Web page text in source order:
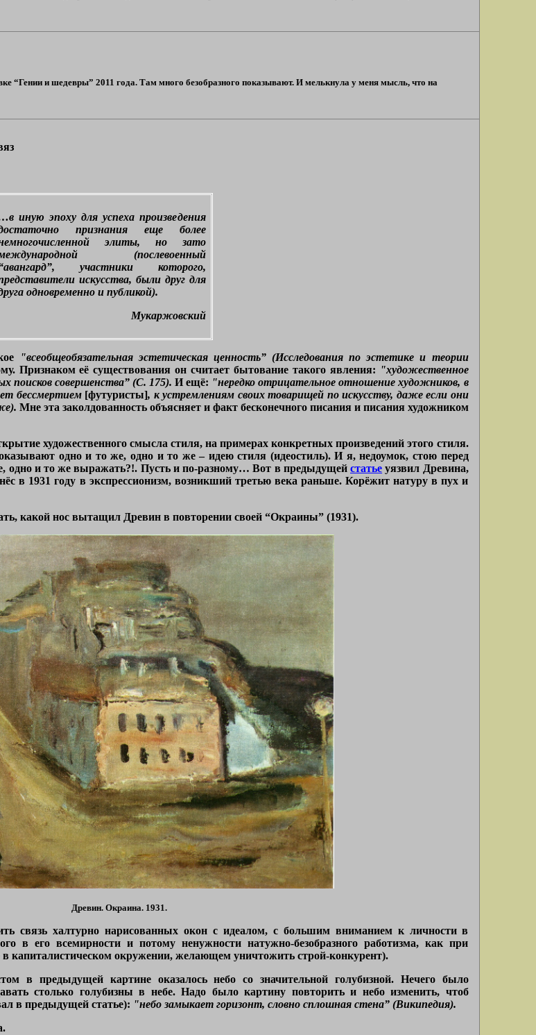
“Гении и шедевры” 2011 года. Там много безобразного показывают. И мелькнула у меня мысль, что на
иную эпоху для успеха произведения
признания еще более
элиты, но зато
(послевоенный
участники которого,
искусства, были друг для
одновременно и публикой).
Мукаржовский
"всеобщеобязательная эстетическая ценность” (Исследования по эстетике и теории
Признаком её существования он считает бытование такого явления: "художественное
поисков совершенства” (С. 175). И ещё: "нередко отрицательное отношение художников, в
бессмертием[футуристы], к устремлениям своих товарищей по искусству, даже если они
Мне эта заколдованность объясняет и факт бесконечного писания и писания художником
художественного смысла стиля, на примерах конкретных произведений этого стиля.
одно и то же, одно и то же – идею стиля (идеостиль). И я, недоумок, стою перед
одно и то же выражать?!. Пусть и по-разному… Вот в предыдущейстатье уязвил Древина,
в 1931 году в экспрессионизм, возникший третью века раньше. Корёжит натуру в пух и
какой нос вытащил Древин в повторении своей “Окраины” (1931).
Древин. Окраина. 1931.
связь халтурно нарисованных окон с идеалом, с большим вниманием к личности в
в его всемирности и потому ненужности натужно-безобразного работизма, как при
в капиталистическом окружении, желающем уничтожить строй-конкурент).
в предыдущей картине оказалось небо со значительной голубизной. Нечего было
столько голубизны в небе. Надо было картину повторить и небо изменить, чтоб
в предыдущей статье): "небо замыкает горизонт, словно сплошная стена” (Википедия).